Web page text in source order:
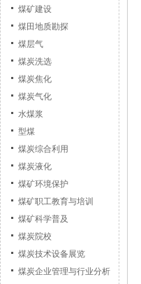
煤矿建设
煤田地质勘探
煤层气
煤炭洗选
煤炭焦化
煤炭气化
水煤浆
型煤
煤炭综合利用
煤炭液化
煤矿环境保护
煤矿职工教育与培训
煤矿科学普及
煤炭院校
煤炭技术设备展览
煤炭企业管理与行业分析